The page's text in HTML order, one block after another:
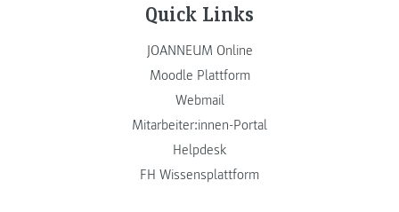
Quick Links
JOANNEUM Online
Moodle Plattform
Webmail
Mitarbeiter:innen-Portal
Helpdesk
FH Wissensplattform